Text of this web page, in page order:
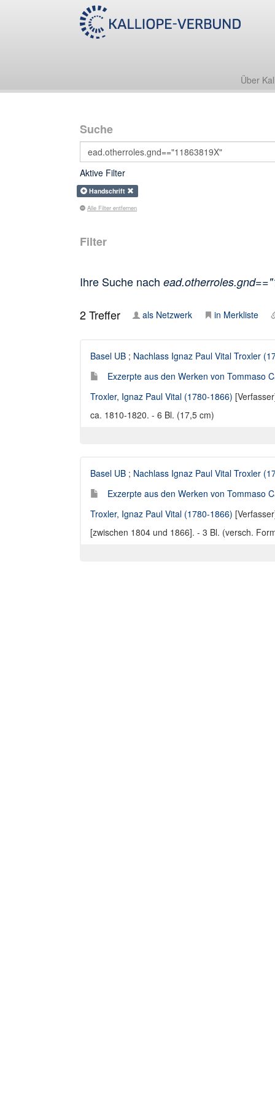
Über
Suche
Aktive Filter
Handschrift
Alle Filter entfernen
Filter
Ihre Suche nach
2Treffer als Netzwerk in Merkliste
Basel UB ; Nachlass Ignaz Paul Vital Troxler
Exzerpte aus den Werken von Tommaso
Troxler, Ignaz Paul Vital (1780-1866)
ca. 1810-1820. - 6 Bl. (17,5 cm)
Basel UB ; Nachlass Ignaz Paul Vital Troxler
Exzerpte aus den Werken von Tommaso
Troxler, Ignaz Paul Vital (1780-1866)
[zwischen 1804 und 1866]. - 3 Bl. (versch.